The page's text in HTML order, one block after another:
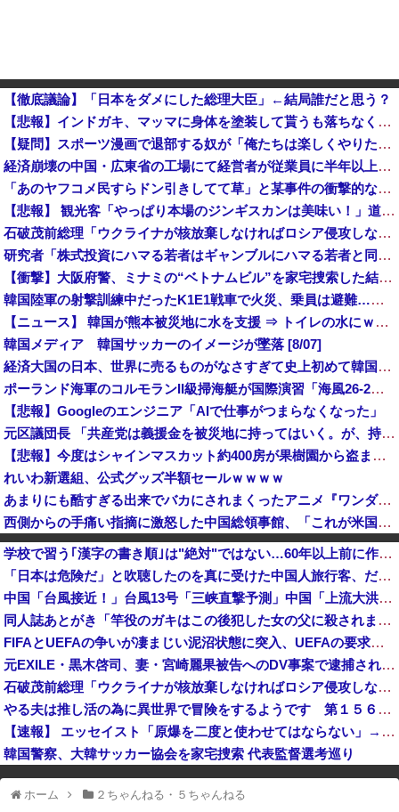
【徹底議論】「日本をダメにした総理大臣」←結局誰だと思う？
【悲報】インドガキ、マッマに身体を塗装して貰うも落ちなくなって詰む
【疑問】スポーツ漫画で退部する奴が「俺たちは楽しくやりたかったんだよ」って言い出す理由ｗｗｗｗｗ他
経済崩壊の中国・広東省の工場にて経営者が従業員に半年以上給料未払いした挙句高飛び。工場は空っぽに
「あのヤフコメ民すらドン引きしてて草」と某事件の衝撃的な公判が話題に、なんか変な力が働いてんのかってくらい……
【悲報】 観光客「やっぱり本場のジンギスカンは美味い！」道民ワイ「ぷっｗｗｗｗ」
石破茂前総理「ウクライナが核放棄しなければロシア侵攻しなかった」！
研究者「株式投資にハマる若者はギャンブルにハマる若者と同じ傾向がある」
【衝撃】大阪府警、ミナミの“ベトナムビル”を家宅捜索した結果・・・・・・
韓国陸軍の射撃訓練中だったK1E1戦車で火災、乗員は避難…エンジンルーム付近から出火！
【ニュース】 韓国が熊本被災地に水を支援 ⇒ トイレの水にｗｗｗｗｗｗｗ
韓国メディア 韓国サッカーのイメージが墜落 [8/07]
経済大国の日本、世界に売るものがなさすぎて史上初めて韓国台湾に輸出額抜かされ
ポーランド海軍のコルモランII級掃海艇が国際演習「海風26-2」に参加！
【悲報】Googleのエンジニア「AIで仕事がつまらなくなった」
元区議団長 「共産党は義援金を被災地に持ってはいく。が、持って行った先で党の活動のために使う」 日本共産党「事実ではありません」
【悲報】今度はシャインマスカット約400房が果樹園から盗まれる 参議院議員「日本人ではないと思う」
れいわ新選組、公式グッズ半額セールｗｗｗｗ
あまりにも酷すぎる出来でバカにされまくったアニメ『ワンダンス』、原作者本人が手書きアニメを投稿した結果・・・ｗｗｗｗｗｗ
西側からの手痛い指摘に激怒した中国総領事館、「これが米国人Youtuberが紹介する本当の中国だ」と動画を公開するも……
SES10年目のワイ、転職するか迷う
FIFAとUEFAの争いが凄まじい泥沼状態に突入、UEFAの要求を呑んだFIFAだったがUEFA側は強硬姿勢を崩さず……
学校で習う｢漢字の書き順｣は"絶対"ではない…60年以上前に作られた文部省の｢手びき｣が基準となったワケ
「日本は危険だ」と吹聴したのを真に受けた中国人旅行客、だが代替旅行先が日本ほど安全ではなかった結果……
中国「台風接近！」台風13号「三峡直撃予測」中国「上流大洪水！（三峡上流」中国都市「8/5の映像（動画」三峡ダム「緊急放流（決壊危機」中国「下流大水害（震え声」→
同人誌あとがき「竿役のガキはこの後犯した女の父に殺されます」
FIFAとUEFAの争いが凄まじい泥沼状態に突入、UEFAの要求を呑んだFIFAだったがUEFA側は強硬姿勢を崩さず……
元EXILE・黒木啓司、妻・宮崎麗果被告へのDV事案で逮捕されていた 宮崎は全身打撲、頭部裂傷及び打撲、頸部損傷の怪我 #芸能 | 脱税とDV
石破茂前総理「ウクライナが核放棄しなければロシア侵攻しなかった」！
やる夫は推し活の為に異世界で冒険をするようです 第１５６話 その２
【速報】 エッセイスト「原爆を二度と使わせてはならない」→リプ「もちろん中国の核も非難する？」→即ブロック
韓国警察、大韓サッカー協会を家宅捜索 代表監督選考巡り
※アドブロック等の広告非表示プラグインやアドオンを利用している場合、
一部のコンテンツが表示されなくなったり、サイト全体のレイアウトが崩れ
ホーム ２ちゃんねる・５ちゃんねる